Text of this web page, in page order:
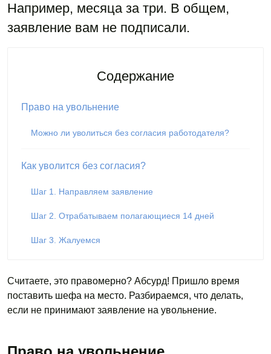
Например, месяца за три. В общем,
заявление вам не подписали.
Содержание
Право на увольнение
Можно ли уволиться без согласия работодателя?
Как уволится без согласия?
Шаг 1. Направляем заявление
Шаг 2. Отрабатываем полагающиеся 14 дней
Шаг 3. Жалуемся
Считаете, это правомерно? Абсурд! Пришло время
поставить шефа на место. Разбираемся, что делать,
если не принимают заявление на увольнение.